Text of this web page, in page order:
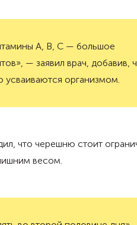
A, B, C — большое
— заявил врач, добавив,
усваиваются организмом.
что черешню стоит
весом.